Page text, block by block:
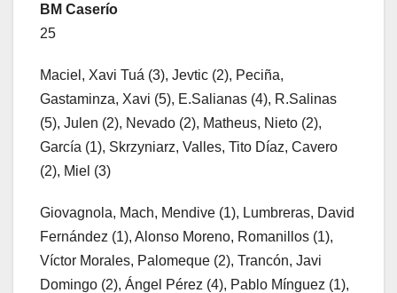
BM Caserío
25
Maciel, Xavi Tuá (3), Jevtic (2), Peciña,
Gastaminza, Xavi (5), E.Salianas (4), R.Salinas
(5), Julen (2), Nevado (2), Matheus, Nieto (2),
García (1), Skrzyniarz, Valles, Tito Díaz, Cavero
(2), Miel (3)
Giovagnola, Mach, Mendive (1), Lumbreras, David
Fernández (1), Alonso Moreno, Romanillos (1),
Víctor Morales, Palomeque (2), Trancón, Javi
Domingo (2), Ángel Pérez (4), Pablo Mínguez (1),